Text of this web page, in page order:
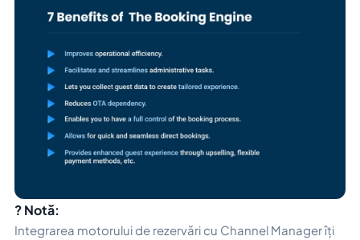
? Notă:
Integrarea motorului de rezervări cu Channel Manager îți